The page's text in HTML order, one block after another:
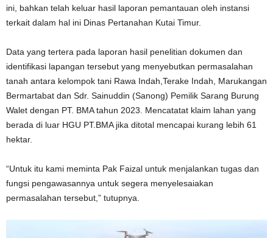
ini, bahkan telah keluar hasil laporan pemantauan oleh instansi
terkait dalam hal ini Dinas Pertanahan Kutai Timur.
Data yang tertera pada laporan hasil penelitian dokumen dan
identifikasi lapangan tersebut yang menyebutkan permasalahan
tanah antara kelompok tani Rawa Indah,Terake Indah, Marukangan
Bermartabat dan Sdr. Sainuddin (Sanong) Pemilik Sarang Burung
Walet dengan PT. BMA tahun 2023. Mencatatat klaim lahan yang
berada di luar HGU PT.BMA jika ditotal mencapai kurang lebih 61
hektar.
“Untuk itu kami meminta Pak Faizal untuk menjalankan tugas dan
fungsi pengawasannya untuk segera menyelesaiakan
permasalahan tersebut,” tutupnya.